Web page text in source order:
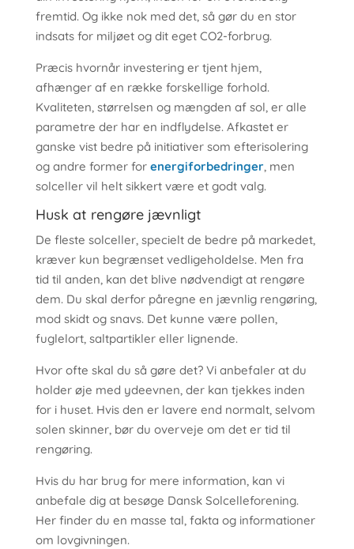
fremtid. Og ikke nok med det, så gør du en stor
indsats for miljøet og dit eget CO2-forbrug.
Præcis hvornår investering er tjent hjem,
afhænger af en række forskellige forhold.
Kvaliteten, størrelsen og mængden af sol, er alle
parametre der har en indflydelse. Afkastet er
ganske vist bedre på initiativer som efterisolering
og andre former for energiforbedringer, men
solceller vil helt sikkert være et godt valg.
Husk at rengøre jævnligt
De fleste solceller, specielt de bedre på markedet,
kræver kun begrænset vedligeholdelse. Men fra
tid til anden, kan det blive nødvendigt at rengøre
dem. Du skal derfor påregne en jævnlig rengøring,
mod skidt og snavs. Det kunne være pollen,
fuglelort, saltpartikler eller lignende.
Hvor ofte skal du så gøre det? Vi anbefaler at du
holder øje med ydeevnen, der kan tjekkes inden
for i huset. Hvis den er lavere end normalt, selvom
solen skinner, bør du overveje om det er tid til
rengøring.
Hvis du har brug for mere information, kan vi
anbefale dig at besøge Dansk Solcelleforening.
Her finder du en masse tal, fakta og informationer
om lovgivningen.